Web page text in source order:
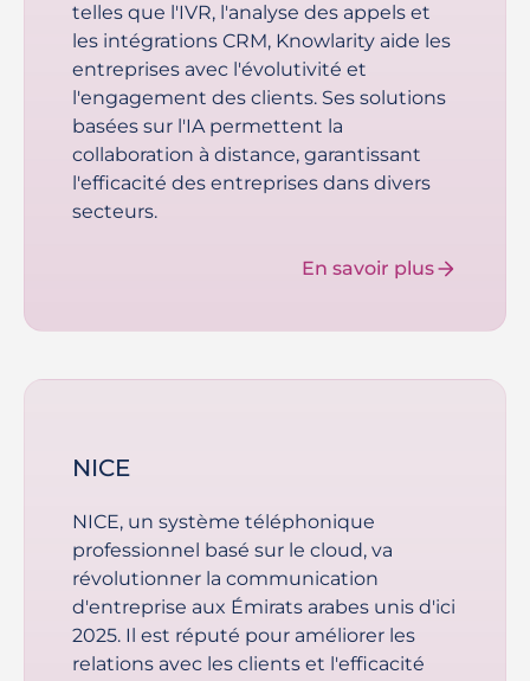
telles que l'IVR, l'analyse des appels et
les intégrations CRM, Knowlarity aide les
entreprises avec l'évolutivité et
l'engagement des clients. Ses solutions
basées sur l'IA permettent la
collaboration à distance, garantissant
l'efficacité des entreprises dans divers
secteurs.
En savoir plus
NICE
NICE, un système téléphonique
professionnel basé sur le cloud, va
révolutionner la communication
d'entreprise aux Émirats arabes unis d'ici
2025. Il est réputé pour améliorer les
relations avec les clients et l'efficacité